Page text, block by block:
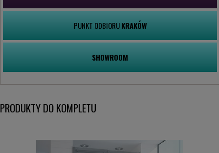
PUNKT ODBIORUKRAKÓW
SHOWROOM
PRODUKTY DO KOMPLETU